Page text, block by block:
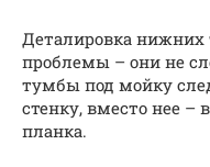
Деталировка нижних
проблемы – они не
тумбы под мойку
стенку, вместо нее –
планка.